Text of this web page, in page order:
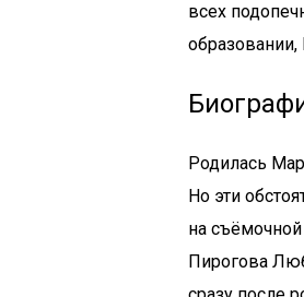
всех
Родилась
Но эти
на
Пирогова